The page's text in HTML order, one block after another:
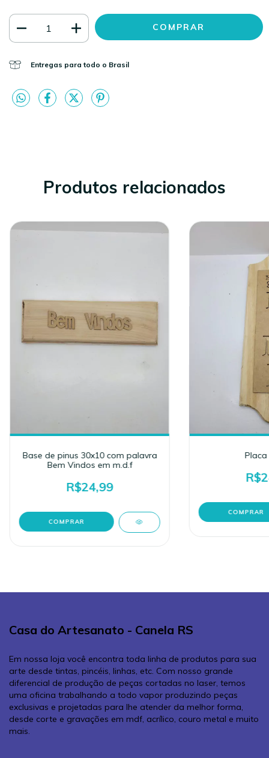
Entregas para todo o Brasil
Produtos relacionados
Base de pinus 30x10 com palavra
Bem Vindos em m.d.f
R$24,99
Casa do Artesanato - Canela RS
Em nossa loja você encontra toda linha de produtos para sua
arte desde tintas, pincéis, linhas, etc. Com nosso grande
diferencial de produção de peças cortadas no laser, temos
uma oficina trabalhando a todo vapor produzindo peças
exclusivas e projetadas para lhe atender da melhor forma,
desde corte e gravações em mdf, acrílico, couro metal e muito
mais.